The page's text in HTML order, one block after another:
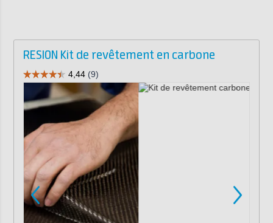
RESION Kit de revêtement en carbone